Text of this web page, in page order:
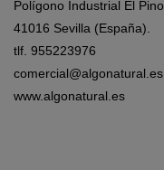
Polígono Industrial El Pino
41016 Sevilla (España).
tlf. 955223976
comercial@algonatural.es
www.algonatural.es